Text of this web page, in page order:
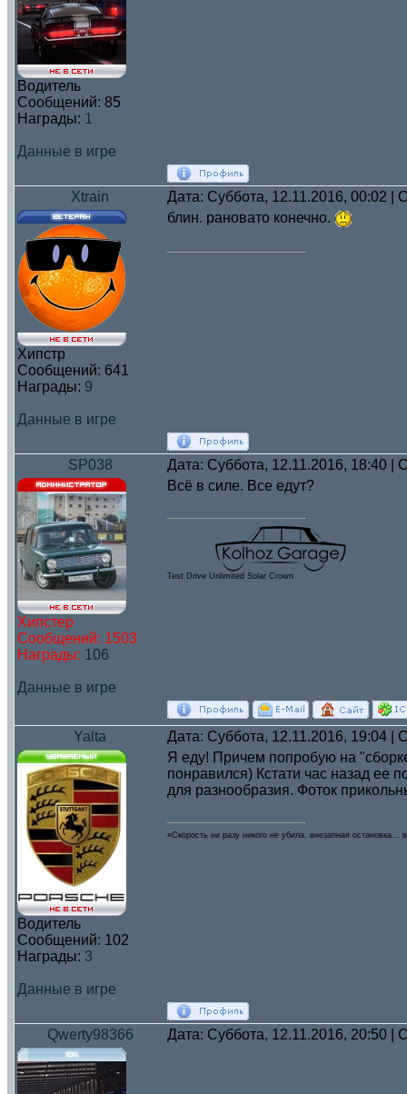
Водитель
Сообщений: 85
Награды: 1
Данные в игре
Xtrain Дата: Суббота, 12.11.2016, 00:02 |
Хипстр
Сообщений: 641
Награды: 9
Данные в игре
блин. рановато конечно.
SP038 Дата: Суббота, 12.11.2016, 18:40 |
Хипстер
Сообщений: 1503
Награды: 106
Данные в игре
Всё в силе. Все едут?
Test Drive Unlimited Solar Crown
Yalta Дата: Суббота, 12.11.2016, 19:04 |
Водитель
Сообщений: 102
Награды: 3
Данные в игре
Я еду! Причем попробую на
понравился) Кстати час назад ее
для разнообразия. Фоток
«Скорость ни разу никого не убила, внезапная остановка…
Qwerty98366 Дата: Суббота, 12.11.2016, 20:50 |